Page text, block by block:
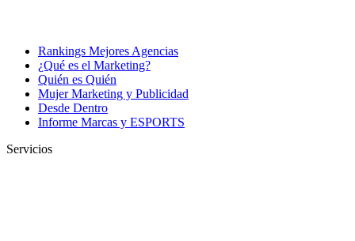
Rankings Mejores Agencias
¿Qué es el Marketing?
Quién es Quién
Mujer Marketing y Publicidad
Desde Dentro
Informe Marcas y ESPORTS
Servicios